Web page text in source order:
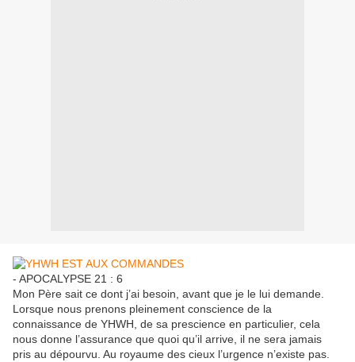
- APOCALYPSE 21 : 6
Mon Père sait ce dont j’ai besoin, avant que je le lui demande.
Lorsque nous prenons pleinement conscience de la
connaissance de YHWH, de sa prescience en particulier, cela
nous donne l’assurance que quoi qu’il arrive, il ne sera jamais
pris au dépourvu. Au royaume des cieux l’urgence n’existe pas.